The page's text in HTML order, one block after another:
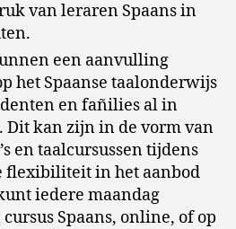
van leraren Spaans in
een aanvulling
het Spaanse taalonderwijs
en fañilies al in
Dit kan zijn in de vorm van
en taalcursussen tijdens
flexibiliteit in het aanbod
iedere maandag
Spaans, online, of op